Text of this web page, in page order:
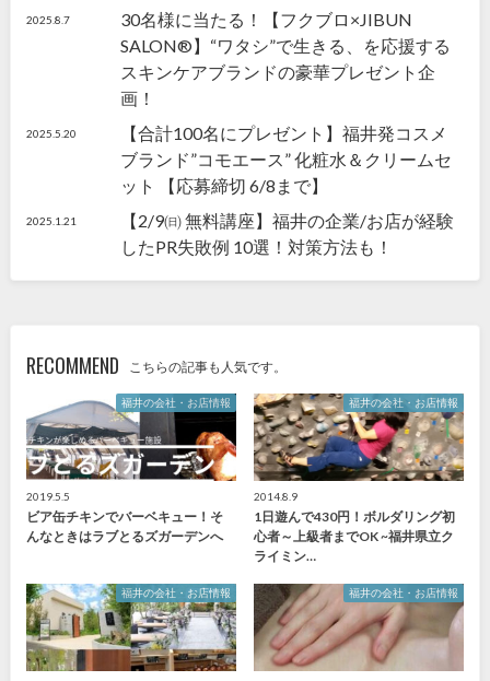
2025.8.7
30名様に当たる！【フクブロ×JIBUN
SALON®】“ワタシ”で生きる、を応援する
スキンケアブランドの豪華プレゼント企
画！
2025.5.20
【合計100名にプレゼント】福井発コスメ
ブランド”コモエース” 化粧水＆クリームセ
ット 【応募締切 6/8まで】
2025.1.21
【2/9㈰ 無料講座】福井の企業/お店が経験
したPR失敗例 10選！対策方法も！
RECOMMEND こちらの記事も人気です。
福井の会社・お店情報
2019.5.5
ビア缶チキンでバーベキュー！そ
んなときはラブとるズガーデンへ
福井の会社・お店情報
2014.8.9
1日遊んで430円！ボルダリング初
心者～上級者までOK ~福井県立ク
ライミン…
福井の会社・お店情報 福井の会社・お店情報